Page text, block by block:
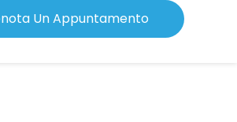
Un Appuntamento